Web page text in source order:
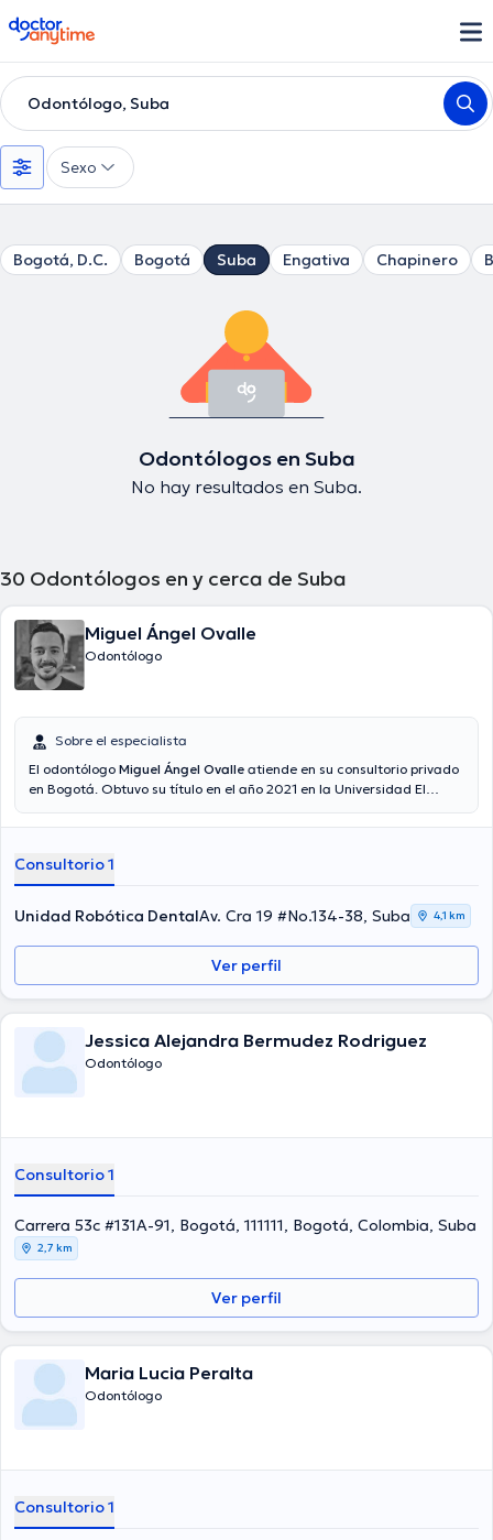
doctoranytime
Odontólogo, Suba
Sexo
Bogotá, D.C. Bogotá Suba Engativa Chapinero
Odontólogos en Suba
No hay resultados en Suba.
30 Odontólogos en y cerca de Suba
Miguel Ángel Ovalle
Odontólogo
Sobre el especialista
El odontólogo Miguel Ángel Ovalle atiende en su consultorio privado
en Bogotá. Obtuvo su título en el año 2021 en la Universidad El
la misma universidad. Además, realizó numerosos trabajos de
otra parte, ha realizado diplomados y cursos en estética dental,
manejo de láser y armonización orofacial con el fin de prepararse y
actualizarse continuamente, adquiriendo nuevos conocimientos
para brindar la mejor atención a sus pacientes.
Consultorio 1
Unidad Robótica DentalAv. Cra 19 #No.134-38, Suba 4,1 km
Ver perfil
Jessica Alejandra Bermudez Rodriguez
Odontólogo
Consultorio 1
Carrera 53c #131A-91, Bogotá, 111111, Bogotá, Colombia, Suba
2,7 km
Ver perfil
Maria Lucia Peralta
Odontólogo
Consultorio 1